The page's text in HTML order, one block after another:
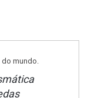
mundo.